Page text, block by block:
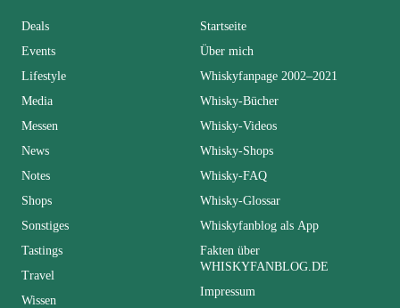
Deals
Events
Lifestyle
Media
Messen
News
Notes
Shops
Sonstiges
Tastings
Travel
Wissen
Startseite
Über mich
Whiskyfanpage 2002–2021
Whisky-Bücher
Whisky-Videos
Whisky-Shops
Whisky-FAQ
Whisky-Glossar
Whiskyfanblog als App
Fakten über
WHISKYFANBLOG.DE
Impressum